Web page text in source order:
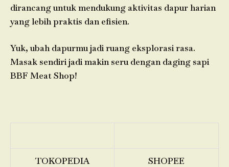
dirancang untuk mendukung aktivitas dapur harian
yang lebih praktis dan efisien.
Yuk, ubah dapurmu jadi ruang eksplorasi rasa.
Masak sendiri jadi makin seru dengan daging sapi
BBF Meat Shop!
TOKOPEDIA SHOPEE